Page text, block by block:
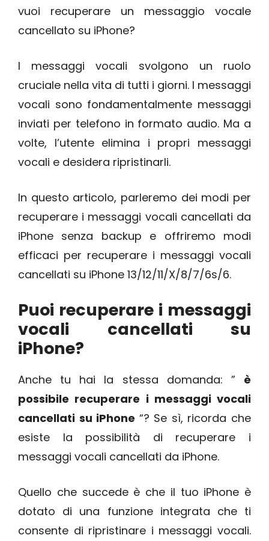
vuoi recuperare un messaggio vocale
cancellato su iPhone?
I messaggi vocali svolgono un ruolo
cruciale nella vita di tutti i giorni. I messaggi
vocali sono fondamentalmente messaggi
inviati per telefono in formato audio. Ma a
volte, l’utente elimina i propri messaggi
vocali e desidera ripristinarli.
In questo articolo, parleremo dei modi per
recuperare i messaggi vocali cancellati da
iPhone senza backup e offriremo modi
efficaci per recuperare i messaggi vocali
cancellati su iPhone 13/12/11/X/8/7/6s/6.
Puoi recuperare i messaggi
vocali cancellati su
iPhone?
Anche tu hai la stessa domanda: ” è
possibile recuperare i messaggi vocali
cancellati su iPhone “? Se sì, ricorda che
esiste la possibilità di recuperare i
messaggi vocali cancellati da iPhone.
Quello che succede è che il tuo iPhone è
dotato di una funzione integrata che ti
consente di ripristinare i messaggi vocali.